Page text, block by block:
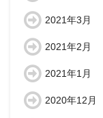
2021年3月
2021年2月
2021年1月
2020年12月